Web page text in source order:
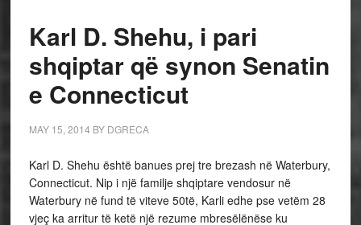
Karl D. Shehu, i pari
shqiptar që synon Senatin
e Connecticut
MAY 15, 2014 BY DGRECA
Karl D. Shehu është banues prej tre brezash në Waterbury,
Connecticut. Nip i një familje shqiptare vendosur në
Waterbury në fund të viteve 50të, Karli edhe pse vetëm 28
vjeç ka arritur të ketë një rezume mbresëlënëse ku